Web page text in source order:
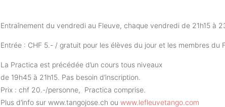
Entraînement du vendredi au Fleuve, chaque vendredi de 21h15 à
Entrée : CHF 5.- / gratuit pour les élèves du jour et les membres du
La Practica est précédée d’un cours tous niveaux
de 19h45 à 21h15. Pas besoin d’inscription.
Prix : chf 20.-/personne, Practica comprise.
Plus d’info sur www.tangojose.ch ou www.lefleuvetango.com